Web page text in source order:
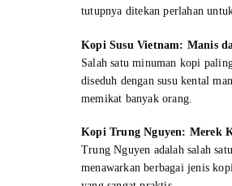
tutupnya ditekan perlahan
Kopi Susu Vietnam: Manis
Salah satu minuman kopi
diseduh dengan susu kental
memikat banyak orang.
Kopi Trung Nguyen: Merek
Trung Nguyen adalah salah
menawarkan berbagai jenis